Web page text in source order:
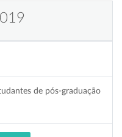
de pós-graduação